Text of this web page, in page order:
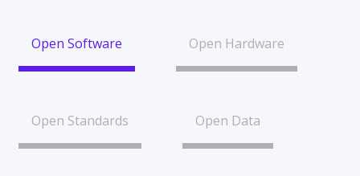
Open Software Open Hardware
Open Standards Open Data